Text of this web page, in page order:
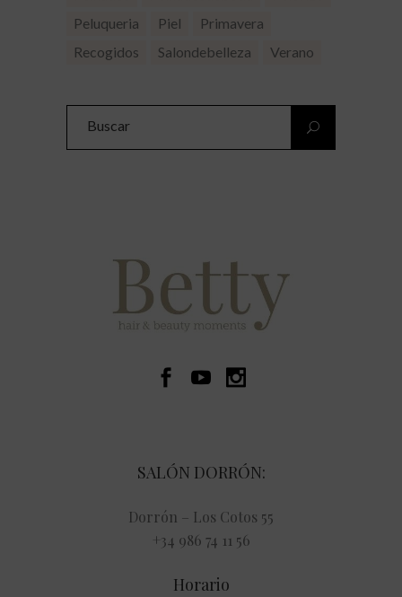
Peluqueria
Piel
Primavera
Recogidos
Salondebelleza Verano
SALÓN DORRÓN:
Dorrón – Los Cotos 55
+34 986 74 11 56
Horario